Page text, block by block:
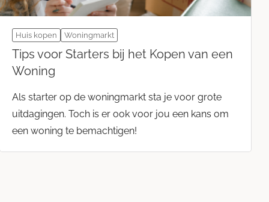
Huis kopen Woningmarkt
Tips voor Starters bij het Kopen van een
Woning
Als starter op de woningmarkt sta je voor grote
uitdagingen. Toch is er ook voor jou een kans om
een woning te bemachtigen!